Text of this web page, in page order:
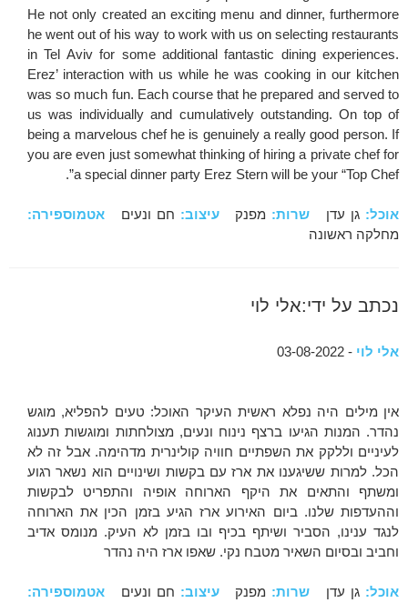
He not only created an exciting menu and dinner, furthermore
he went out of his way to work with us on selecting restaurants
in Tel Aviv for some additional fantastic dining experiences.
Erez’ interaction with us while he was cooking in our kitchen
was so much fun. Each course that he prepared and served to
us was individually and cumulatively outstanding. On top of
being a marvelous chef he is genuinely a really good person. If
you are even just somewhat thinking of hiring a private chef for
a special dinner party Erez Stern will be your “Top Chef”.
אוכל: גן עדן שרות: מפנקעיצוב: חם ונעים אטמוספירה:
מחלקה ראשונה
נכתב על ידי:אלי לוי
אלי לוי - 03-08-2022
אין מילים היה נפלא ראשית העיקר האוכל: טעים להפליא, מוגש
נהדר. המנות הגיעו ברצף נינוח ונעים, מצולחתות ומוגשות תענוג
לעיניים וללקק את השפתיים חוויה קולינרית מדהימה. אבל זה לא
הכל. למרות ששיגענו את ארז עם בקשות ושינויים הוא נשאר רגוע
ומשתף והתאים את היקף הארוחה אופיה והתפריט לבקשות
וההעדפות שלנו. ביום האירוע ארז הגיע בזמן הכין את הארוחה
לנגד ענינו, הסביר ושיתף בכיף ובו בזמן לא העיק. מנומס אדיב
וחביב ובסיום השאיר מטבח נקי. שאפו ארז היה נהדר
אוכל: גן עדן שרות: מפנקעיצוב: חם ונעים אטמוספירה: